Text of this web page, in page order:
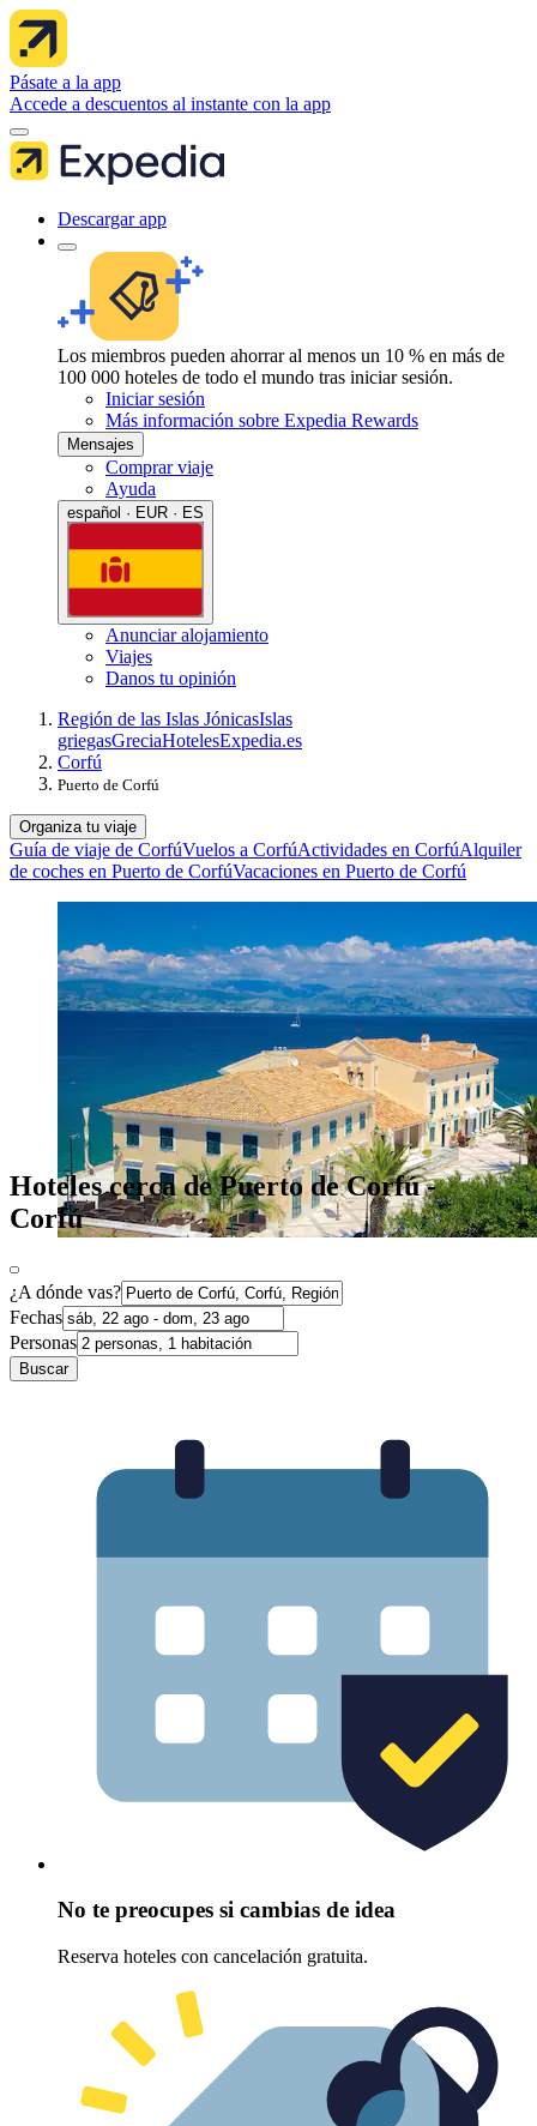
Pásate a la app
Accede a descuentos al instante con la app
Descargar app
Los miembros pueden ahorrar al menos un 10 % en más de
100 000 hoteles de todo el mundo tras iniciar sesión.
Iniciar sesión
Más información sobre Expedia Rewards
Mensajes
Comprar viaje
Ayuda
español · EUR · ES
Anunciar alojamiento
Viajes
Danos tu opinión
Región de las Islas JónicasIslas
griegasGreciaHotelesExpedia.es
Corfú
Puerto de Corfú
Organiza tu viaje
Guía de viaje de CorfúVuelos a CorfúActividades en CorfúAlquiler
de coches en Puerto de CorfúVacaciones en Puerto de Corfú
Hoteles cerca de Puerto de Corfú -
Corfú
¿A dónde vas?
Fechas
Personas
Buscar
No te preocupes si cambias de idea
Reserva hoteles con cancelación gratuita.